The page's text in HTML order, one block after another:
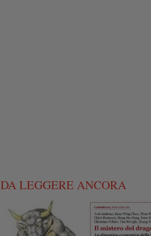
DA LEGGERE ANCORA